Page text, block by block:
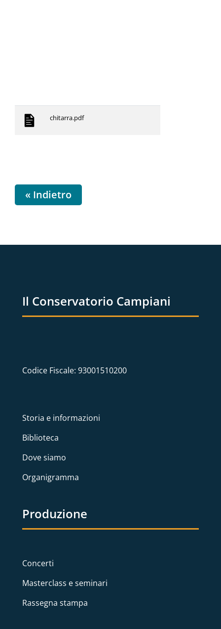
chitarra.pdf
« Indietro
Il Conservatorio Campiani
Codice Fiscale: 93001510200
Storia e informazioni
Biblioteca
Dove siamo
Organigramma
Produzione
Concerti
Masterclass e seminari
Rassegna stampa